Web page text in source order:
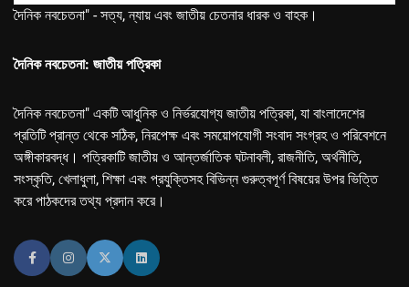
দৈনিক নবচেতনা" - সত্য, ন্যায় এবং জাতীয় চেতনার ধারক ও বাহক।
দৈনিক নবচেতনা: জাতীয় পত্রিকা
দৈনিক নবচেতনা" একটি আধুনিক ও নির্ভরযোগ্য জাতীয় পত্রিকা, যা বাংলাদেশের
প্রতিটি প্রান্ত থেকে সঠিক, নিরপেক্ষ এবং সময়োপযোগী সংবাদ সংগ্রহ ও পরিবেশনে
অঙ্গীকারবদ্ধ। পত্রিকাটি জাতীয় ও আন্তর্জাতিক ঘটনাবলী, রাজনীতি, অর্থনীতি,
সংস্কৃতি, খেলাধুলা, শিক্ষা এবং প্রযুক্তিসহ বিভিন্ন গুরুত্বপূর্ণ বিষয়ের উপর ভিত্তি
করে পাঠকদের তথ্য প্রদান করে।